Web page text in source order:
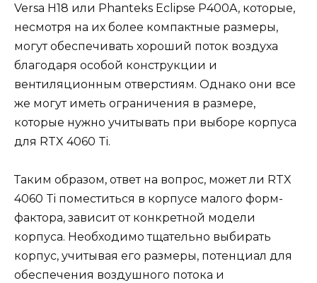
Versa H18 или Phanteks Eclipse P400A, которые,
несмотря на их более компактные размеры,
могут обеспечивать хороший поток воздуха
благодаря особой конструкции и
вентиляционным отверстиям. Однако они все
же могут иметь ограничения в размере,
которые нужно учитывать при выборе корпуса
для RTX 4060 Ti.
Таким образом, ответ на вопрос, может ли RTX
4060 Ti поместиться в корпусе малого форм-
фактора, зависит от конкретной модели
корпуса. Необходимо тщательно выбирать
корпус, учитывая его размеры, потенциал для
обеспечения воздушного потока и